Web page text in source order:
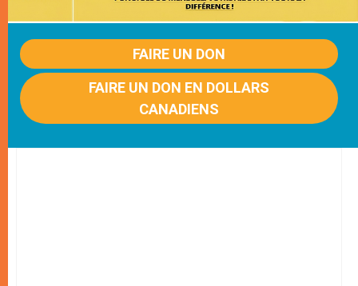
FAIRE UN DON
FAIRE UN DON EN DOLLARS
CANADIENS